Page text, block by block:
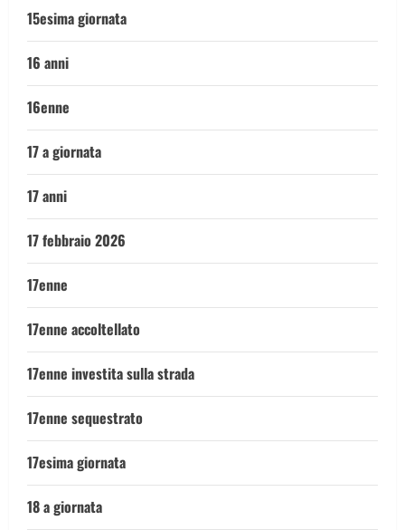
15esima giornata
16 anni
16enne
17 a giornata
17 anni
17 febbraio 2026
17enne
17enne accoltellato
17enne investita sulla strada
17enne sequestrato
17esima giornata
18 a giornata